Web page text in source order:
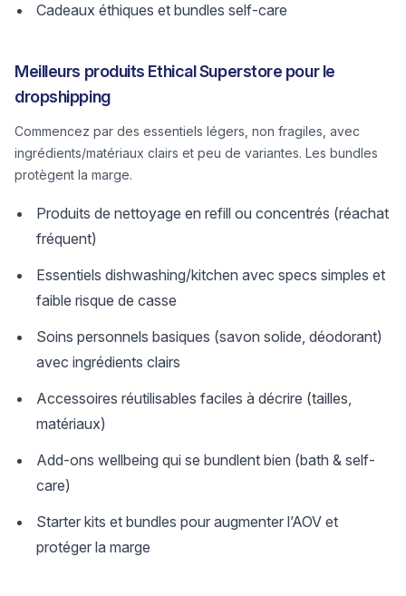
Cadeaux éthiques et bundles self-care
Meilleurs produits Ethical Superstore pour le
dropshipping
Commencez par des essentiels légers, non fragiles, avec
ingrédients/matériaux clairs et peu de variantes. Les bundles
protègent la marge.
Produits de nettoyage en refill ou concentrés (réachat
fréquent)
Essentiels dishwashing/kitchen avec specs simples et
faible risque de casse
Soins personnels basiques (savon solide, déodorant)
avec ingrédients clairs
Accessoires réutilisables faciles à décrire (tailles,
matériaux)
Add-ons wellbeing qui se bundlent bien (bath & self-
care)
Starter kits et bundles pour augmenter l’AOV et
protéger la marge